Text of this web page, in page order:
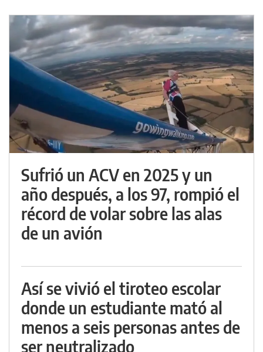
Sufrió un ACV en 2025 y un
año después, a los 97, rompió el
récord de volar sobre las alas
de un avión
Así se vivió el tiroteo escolar
donde un estudiante mató al
menos a seis personas antes de
ser neutralizado